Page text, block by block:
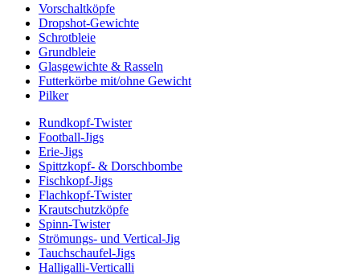
Vorschaltköpfe
Dropshot-Gewichte
Schrotbleie
Grundbleie
Glasgewichte & Rasseln
Futterkörbe mit/ohne Gewicht
Pilker
Rundkopf-Twister
Football-Jigs
Erie-Jigs
Spittzkopf- & Dorschbombe
Fischkopf-Jigs
Flachkopf-Twister
Krautschutzköpfe
Spinn-Twister
Strömungs- und Vertical-Jig
Tauchschaufel-Jigs
Halligalli-Verticalli